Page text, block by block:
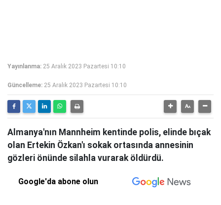
Yayınlanma: 25 Aralık 2023 Pazartesi 10:10
Güncelleme: 25 Aralık 2023 Pazartesi 10:10
Almanya'nın Mannheim kentinde polis, elinde bıçak
olan Ertekin Özkan'ı sokak ortasında annesinin
gözleri önünde silahla vurarak öldürdü.
Google'da abone olun